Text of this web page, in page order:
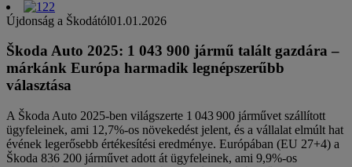
Újdonság a Škodától01.01.2026
Škoda Auto 2025: 1 043 900 jármű talált gazdára –
márkánk Európa harmadik legnépszerűbb
választása
A Škoda Auto 2025-ben világszerte 1 043 900 járművet szállított
ügyfeleinek, ami 12,7%-os növekedést jelent, és a vállalat elmúlt hat
évének legerősebb értékesítési eredménye. Európában (EU 27+4) a
Škoda 836 200 járművet adott át ügyfeleinek, ami 9,9%-os